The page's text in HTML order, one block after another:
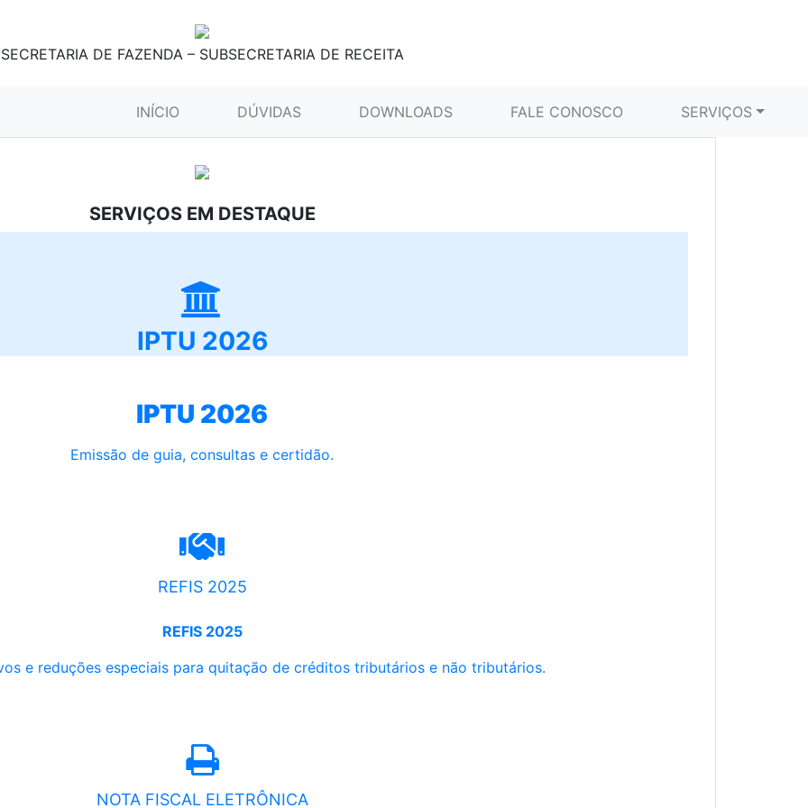
SECRETARIA DE FAZENDA – SUBSECRETARIA DE RECEITA
INÍCIO (CURRENT)DÚVIDAS DOWNLOADS FALE CONOSCO SERVIÇOS
SERVIÇOS EM DESTAQUE
IPTU 2026
IPTU 2026
Emissão de guia, consultas e certidão.
REFIS 2025
REFIS 2025
e reduções especiais para quitação de créditos tributários e não tributários.
NOTA FISCAL ELETRÔNICA